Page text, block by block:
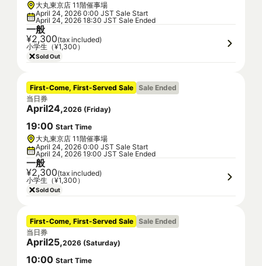
大丸東京店 11階催事場
April 24, 2026 0:00 JST Sale Start
April 24, 2026 18:30 JST Sale Ended
一般
¥2,300(tax included)
小学生（¥1,300）
Sold Out
First-Come, First-Served Sale Sale Ended
当日券
April24,2026 (Friday)
19:00 Start Time
大丸東京店 11階催事場
April 24, 2026 0:00 JST Sale Start
April 24, 2026 19:00 JST Sale Ended
一般
¥2,300(tax included)
小学生（¥1,300）
Sold Out
First-Come, First-Served Sale Sale Ended
当日券
April25,2026 (Saturday)
10:00 Start Time